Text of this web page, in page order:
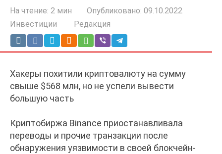
На чтение: 2 мин Опубликовано: 09.10.2022
Инвестиции
Редакция
Хакеры похитили криптовалюту на сумму
свыше $568 млн, но не успели вывести
большую часть
Криптобиржа Binance приостанавливала
переводы и прочие транзакции после
обнаружения уязвимости в своей блокчейн-